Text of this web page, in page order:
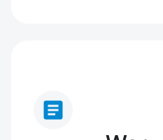
article